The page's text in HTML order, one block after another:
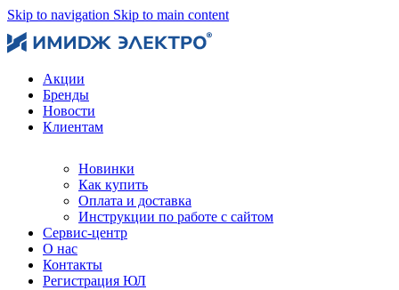
Skip to navigation Skip to main content
Акции
Бренды
Новости
Клиентам
Новинки
Как купить
Оплата и доставка
Инструкции по работе с сайтом
Сервис-центр
О нас
Контакты
Регистрация ЮЛ